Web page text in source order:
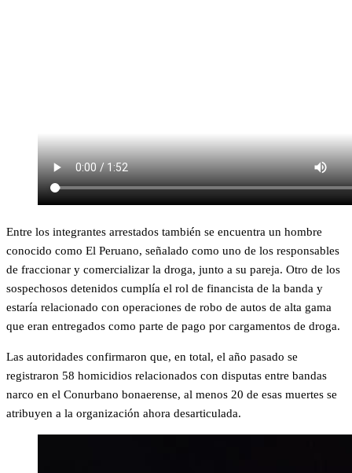
Entre los integrantes arrestados también se encuentra un hombre
conocido como El Peruano, señalado como uno de los responsables
de fraccionar y comercializar la droga, junto a su pareja. Otro de los
sospechosos detenidos cumplía el rol de financista de la banda y
estaría relacionado con operaciones de robo de autos de alta gama
que eran entregados como parte de pago por cargamentos de droga.
Las autoridades confirmaron que, en total, el año pasado se
registraron 58 homicidios relacionados con disputas entre bandas
narco en el Conurbano bonaerense, al menos 20 de esas muertes se
atribuyen a la organización ahora desarticulada.